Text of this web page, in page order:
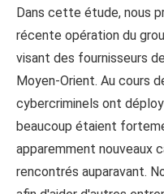
Dans cette étude, nous
récente opération du
visant des fournisseurs
Moyen-Orient. Au cours
cybercriminels ont
beaucoup étaient
apparemment nouveaux
rencontrés auparavant.